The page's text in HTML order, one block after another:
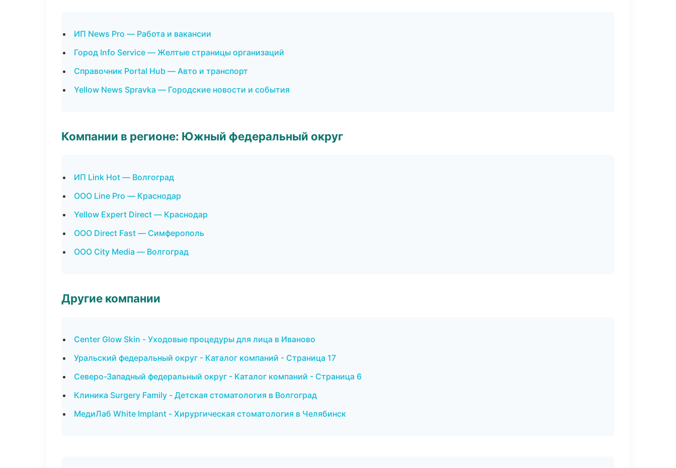
ИП News Pro — Работа и вакансии
Город Info Service — Желтые страницы организаций
Справочник Portal Hub — Авто и транспорт
Yellow News Spravka — Городские новости и события
Компании в регионе: Южный федеральный округ
ИП Link Hot — Волгоград
ООО Line Pro — Краснодар
Yellow Expert Direct — Краснодар
ООО Direct Fast — Симферополь
ООО City Media — Волгоград
Другие компании
Center Glow Skin - Уходовые процедуры для лица в Иваново
Уральский федеральный округ - Каталог компаний - Страница 17
Северо-Западный федеральный округ - Каталог компаний - Страница 6
Клиника Surgery Family - Детская стоматология в Волгоград
МедиЛаб White Implant - Хирургическая стоматология в Челябинск